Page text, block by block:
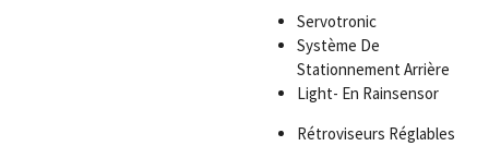
Servotronic
Système De
Stationnement Arrière
Light- En Rainsensor
Rétroviseurs Réglables